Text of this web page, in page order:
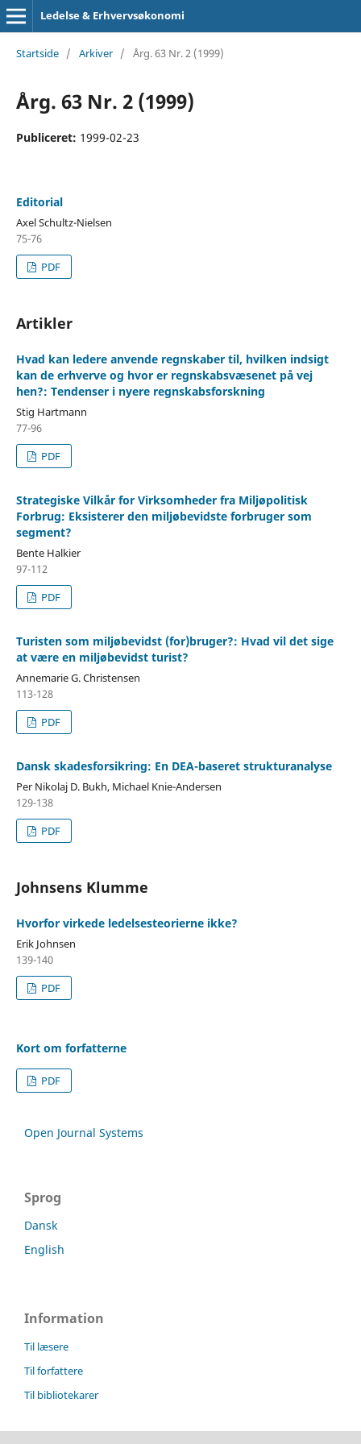
Ledelse & Erhvervsøkonomi
Startside / Arkiver / Årg. 63 Nr. 2 (1999)
Årg. 63 Nr. 2 (1999)
Publiceret: 1999-02-23
Editorial
Axel Schultz-Nielsen
75-76
PDF
Artikler
Hvad kan ledere anvende regnskaber til, hvilken indsigt
kan de erhverve og hvor er regnskabsvæsenet på vej
hen?: Tendenser i nyere regnskabsforskning
Stig Hartmann
77-96
PDF
Strategiske Vilkår for Virksomheder fra Miljøpolitisk
Forbrug: Eksisterer den miljøbevidste forbruger som
segment?
Bente Halkier
97-112
PDF
Turisten som miljøbevidst (for)bruger?: Hvad vil det sige
at være en miljøbevidst turist?
Annemarie G. Christensen
113-128
PDF
Dansk skadesforsikring: En DEA-baseret strukturanalyse
Per Nikolaj D. Bukh, Michael Knie-Andersen
129-138
PDF
Johnsens Klumme
Hvorfor virkede ledelsesteorierne ikke?
Erik Johnsen
139-140
PDF
Kort om forfatterne
PDF
Open Journal Systems
Sprog
Dansk
English
Information
Til læsere
Til forfattere
Til bibliotekarer